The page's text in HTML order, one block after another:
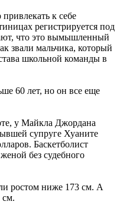
к себе
регистрируется под
что это вымышленный
звали мальчика, который
школьной команды в
60 лет, но он все еще
у Майкла Джордана
супруге Хуаните
Баскетболист
без судебного
ростом ниже 173 см. А
см.